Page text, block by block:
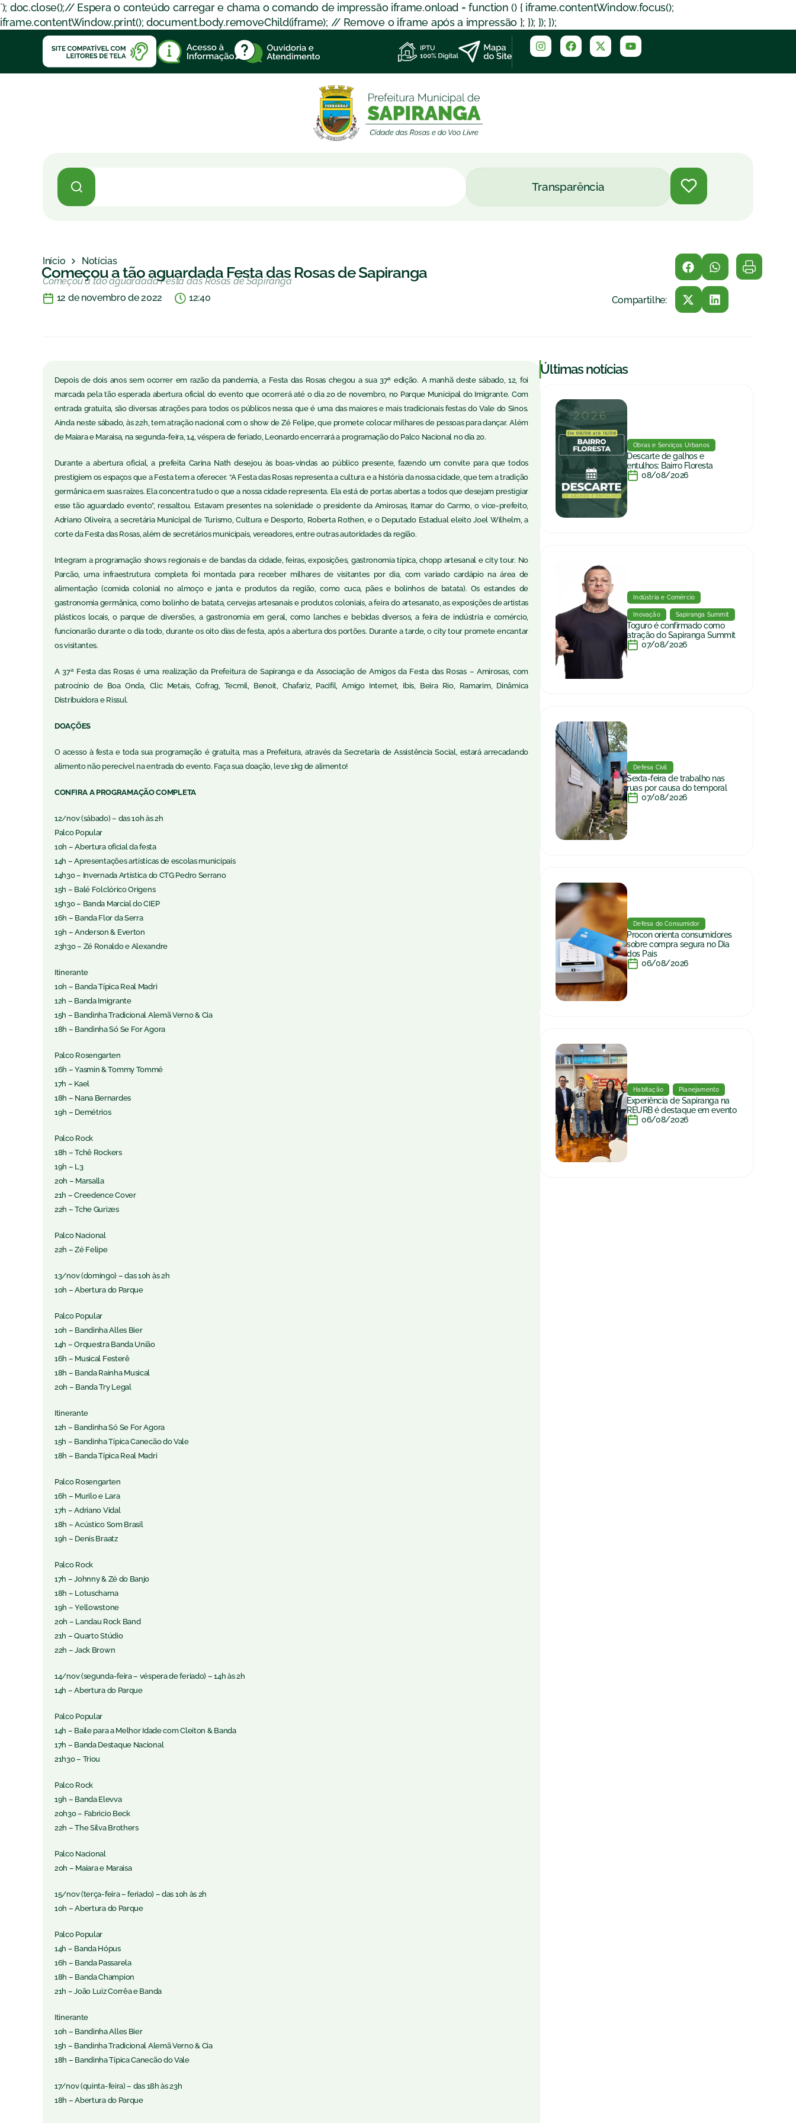
`); doc.close();// Espera o conteúdo carregar e chama o comando de impressão iframe.onload = function () { iframe.contentWindow.focus();
iframe.contentWindow.print(); document.body.removeChild(iframe); // Remove o iframe após a impressão }; }); }); });
Transparência
Início Notícias
Começou a tão aguardada Festa das Rosas de Sapiranga
Começou a tão aguardada Festa das Rosas de Sapiranga
12 de novembro de 2022
12:40 Compartilhe:
Depois de dois anos sem ocorrer em razão da pandemia, a Festa das Rosas chegou a sua 37ª edição. A manhã deste sábado, 12, foi
marcada pela tão esperada abertura oficial do evento que ocorrerá até o dia 20 de novembro, no Parque Municipal do Imigrante. Com
entrada gratuita, são diversas atrações para todos os públicos nessa que é uma das maiores e mais tradicionais festas do Vale do Sinos.
Ainda neste sábado, às 22h, tem atração nacional com o show de Zé Felipe, que promete colocar milhares de pessoas para dançar. Além
de Maiara e Maraisa, na segunda-feira, 14, véspera de feriado, Leonardo encerrará a programação do Palco Nacional no dia 20.
Durante a abertura oficial, a prefeita Carina Nath desejou às boas-vindas ao público presente, fazendo um convite para que todos
prestigiem os espaços que a Festa tem a oferecer. “A Festa das Rosas representa a cultura e a história da nossa cidade, que tem a tradição
germânica em suas raízes. Ela concentra tudo o que a nossa cidade representa. Ela está de portas abertas a todos que desejam prestigiar
esse tão aguardado evento”, ressaltou. Estavam presentes na solenidade o presidente da Amirosas, Itamar do Carmo, o vice-prefeito,
Adriano Oliveira, a secretária Municipal de Turismo, Cultura e Desporto, Roberta Rothen, e o Deputado Estadual eleito Joel Wilhelm, a
corte da Festa das Rosas, além de secretários municipais, vereadores, entre outras autoridades da região.
Integram a programação shows regionais e de bandas da cidade, feiras, exposições, gastronomia típica, chopp artesanal e city tour. No
Parcão, uma infraestrutura completa foi montada para receber milhares de visitantes por dia, com variado cardápio na área de
alimentação (comida colonial no almoço e janta e produtos da região, como cuca, pães e bolinhos de batata). Os estandes de
gastronomia germânica, como bolinho de batata, cervejas artesanais e produtos coloniais, a feira do artesanato, as exposições de artistas
plásticos locais, o parque de diversões, a gastronomia em geral, como lanches e bebidas diversos, a feira de indústria e comércio,
funcionarão durante o dia todo, durante os oito dias de festa, após a abertura dos portões. Durante a tarde, o city tour promete encantar
os visitantes.
A 37ª Festa das Rosas é uma realização da Prefeitura de Sapiranga e da Associação de Amigos da Festa das Rosas – Amirosas, com
patrocínio de Boa Onda, Clic Metais, Cofrag, Tecmil, Benoit, Chafariz, Pacifil, Amigo Internet, Ibis, Beira Rio, Ramarim, Dinâmica
Distribuidora e Rissul.
DOAÇÕES
O acesso à festa e toda sua programação é gratuita, mas a Prefeitura, através da Secretaria de Assistência Social, estará arrecadando
alimento não perecível na entrada do evento. Faça sua doação, leve 1kg de alimento!
CONFIRA A PROGRAMAÇÃO COMPLETA
12/nov (sábado) – das 10h às 2h
Palco Popular
10h – Abertura oficial da festa
14h – Apresentações artísticas de escolas municipais
14h30 – Invernada Artística do CTG Pedro Serrano
15h – Balé Folclórico Origens
15h30 – Banda Marcial do CIEP
16h – Banda Flor da Serra
19h – Anderson & Everton
23h30 – Zé Ronaldo e Alexandre
Itinerante
10h – Banda Típica Real Madri
12h – Banda Imigrante
15h – Bandinha Tradicional Alemã Verno & Cia
18h – Bandinha Só Se For Agora
Palco Rosengarten
16h – Yasmin & Tommy Tommé
17h – Kael
18h – Nana Bernardes
19h – Demétrios
Palco Rock
18h – Tchê Rockers
19h – L3
20h – Marsalla
21h – Creedence Cover
22h – Tche Gurizes
Palco Nacional
22h – Zé Felipe
13/nov (domingo) – das 10h às 2h
10h – Abertura do Parque
Palco Popular
10h – Bandinha Alles Bier
14h – Orquestra Banda União
16h – Musical Festerê
18h – Banda Rainha Musical
20h – Banda Try Legal
Itinerante
12h – Bandinha Só Se For Agora
15h – Bandinha Típica Canecão do Vale
18h – Banda Típica Real Madri
Palco Rosengarten
16h – Murilo e Lara
17h – Adriano Vidal
18h – Acústico Som Brasil
19h – Denis Braatz
Palco Rock
17h – Johnny & Zé do Banjo
18h – Lotuschama
19h – Yellowstone
20h – Landau Rock Band
21h – Quarto Stúdio
22h – Jack Brown
14/nov (segunda-feira – véspera de feriado) – 14h às 2h
14h – Abertura do Parque
Palco Popular
14h – Baile para a Melhor Idade com Cleiton & Banda
17h – Banda Destaque Nacional
21h30 – Triou
Palco Rock
19h – Banda Elevva
20h30 – Fabricio Beck
22h – The Silva Brothers
Palco Nacional
20h – Maiara e Maraisa
15/nov (terça-feira – feriado) – das 10h às 2h
10h – Abertura do Parque
Palco Popular
14h – Banda Hópus
16h – Banda Passarela
18h – Banda Champion
21h – João Luiz Corrêa e Banda
Itinerante
10h – Bandinha Alles Bier
15h – Bandinha Tradicional Alemã Verno & Cia
18h – Bandinha Típica Canecão do Vale
17/nov (quinta-feira) – das 18h às 23h
18h – Abertura do Parque
|Últimas notícias
Obras e Serviços Urbanos
Descarte de galhos e
entulhos: Bairro Floresta
08/08/2026
Indústria e Comércio
Inovação Sapiranga Summit
Toguro é confirmado como
atração do Sapiranga Summit
07/08/2026
Defesa Civil
Sexta-feira de trabalho nas
ruas por causa do temporal
07/08/2026
Defesa do Consumidor
Procon orienta consumidores
sobre compra segura no Dia
dos Pais
06/08/2026
Habitação Planejamento
Experiência de Sapiranga na
REURB é destaque em evento
06/08/2026